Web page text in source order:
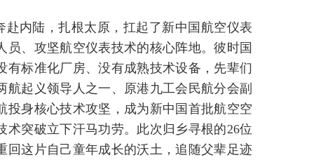
内陆，扎根太原，扛起了新中国航空仪表
、攻坚航空仪表技术的核心阵地。彼时国
标准化厂房、没有成熟技术设备，先辈们
起义领导人之一、原港九工会民航分会副
身核心技术攻坚，成为新中国首批航空空
突破立下汗马功劳。此次归乡寻根的26位
这片自己童年成长的沃土，追随父辈足迹